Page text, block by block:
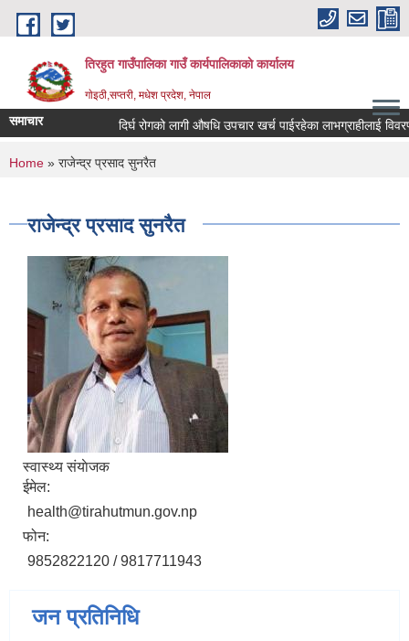
Skip to main content
तिरहुत गाउँपालिका गाउँ कार्यपालिकाकाे कार्यालय
गाेइठी,सप्तरी, मधेश प्रदेश, नेपाल
समाचार दिर्घ रोगको लागी औषधि उपचार खर्च पाईरहेका लाभग्राहीलाई
You are here
Home » राजेन्द्र प्रसाद सुनरैत
राजेन्द्र प्रसाद सुनरैत
स्वास्थ्य संयाेजक
ईमेल:
health@tirahutmun.gov.np
फोन:
9852822120 / 9817711943
जन प्रतिनिधि